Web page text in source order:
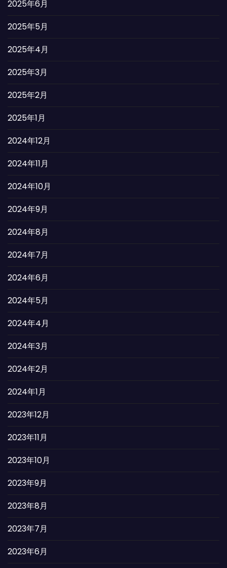
2025年6月
2025年5月
2025年4月
2025年3月
2025年2月
2025年1月
2024年12月
2024年11月
2024年10月
2024年9月
2024年8月
2024年7月
2024年6月
2024年5月
2024年4月
2024年3月
2024年2月
2024年1月
2023年12月
2023年11月
2023年10月
2023年9月
2023年8月
2023年7月
2023年6月